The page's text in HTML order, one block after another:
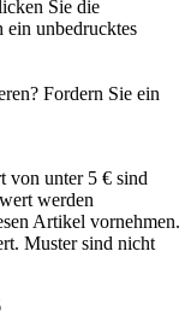
Sie die
ein unbedrucktes
Fordern Sie ein
von unter 5 € sind
werden
Artikel vornehmen.
Muster sind nicht